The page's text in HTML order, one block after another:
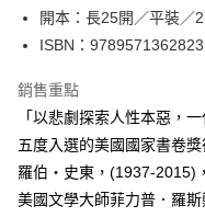
每筆NT$60，滿NT$499(含
宅配
每筆NT$100，滿NT$499(
開本：長25開／平裝／
ISBN：9789571362823
銷售重點
「以悲劇探索人性本惡，
五度入選的美國國家書卷獎
羅伯‧史東，(1937-2015)
美國文學大師菲力普．羅